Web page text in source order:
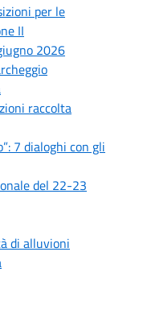
per le
II
2026
raccolta
7 dialoghi con gli
del 22-23
di alluvioni